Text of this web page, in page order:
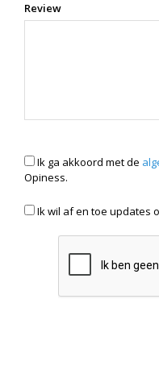
Review
Ik ga akkoord met de
Opiness.
Ik wil af en toe updates